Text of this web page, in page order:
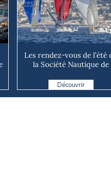
Les rendez-vous de l’été
la Société Nautique de
Découvrir